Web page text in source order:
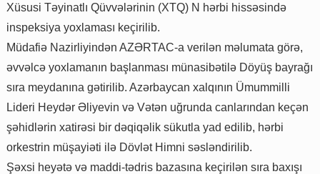
Xüsusi Təyinatlı Qüvvələrinin (XTQ) N hərbi hissəsində
inspeksiya yoxlaması keçirilib.
Müdafiə Nazirliyindən AZƏRTAC-a verilən məlumata görə,
əvvəlcə yoxlamanın başlanması münasibətilə Döyüş bayrağı
sıra meydanına gətirilib. Azərbaycan xalqının Ümummilli
Lideri Heydər Əliyevin və Vətən uğrunda canlarından keçən
şəhidlərin xatirəsi bir dəqiqəlik sükutla yad edilib, hərbi
orkestrin müşayiəti ilə Dövlət Himni səsləndirilib.
Şəxsi heyətə və maddi-tədris bazasına keçirilən sıra baxışı